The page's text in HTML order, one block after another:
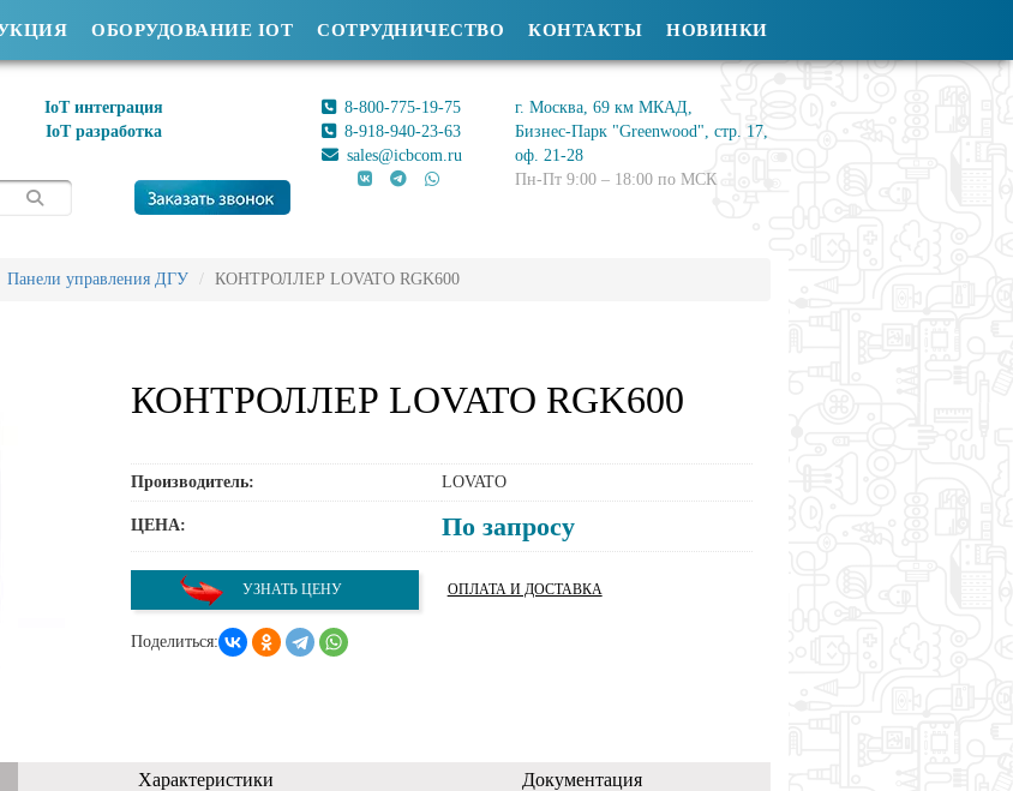
ОБОРУДОВАНИЕ IOT СОТРУДНИЧЕСТВО КОНТАКТЫ НОВИНКИ
IoT интеграция
IoT разработка
8-800-775-19-75
8-918-940-23-63
sales@icbcom.ru
г. Москва, 69 км МКАД,
Бизнес-Парк "Greenwood", стр. 17,
оф. 21-28
Пн-Пт 9:00 – 18:00 по МСК
Панели управления ДГУ КОНТРОЛЛЕР LOVATO RGK600
КОНТРОЛЛЕР LOVATO RGK600
Производитель: LOVATO
ЦЕНА: По запросу
УЗНАТЬ ЦЕНУ ОПЛАТА И ДОСТАВКА
Поделиться:
Характеристики Документация